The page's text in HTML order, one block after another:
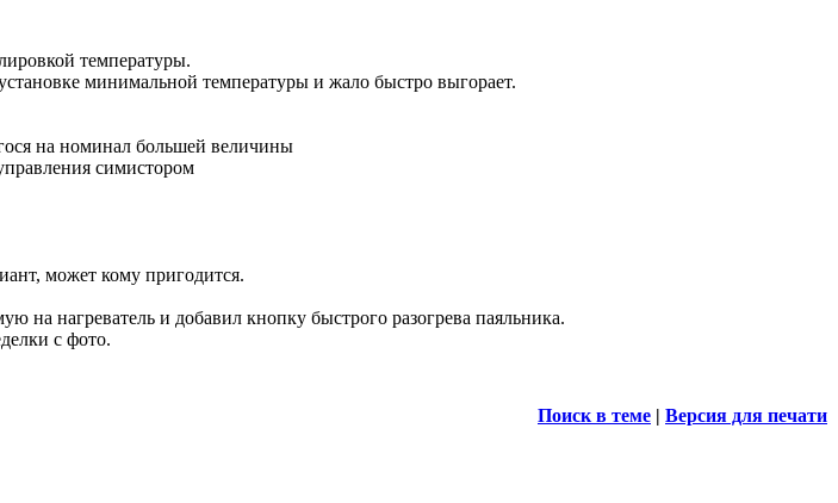
температуры.
минимальной температуры и жало быстро выгорает.
на номинал большей величины
симистором
может кому пригодится.
на нагреватель и добавил кнопку быстрого разогрева паяльника.
с фото.
Поиск в теме | Версия для печати